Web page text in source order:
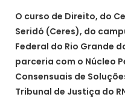
O curso de Direito, do
Seridó (Ceres), do
Federal do Rio Grande
parceria com o Núcleo
Consensuais de
Tribunal de Justiça do